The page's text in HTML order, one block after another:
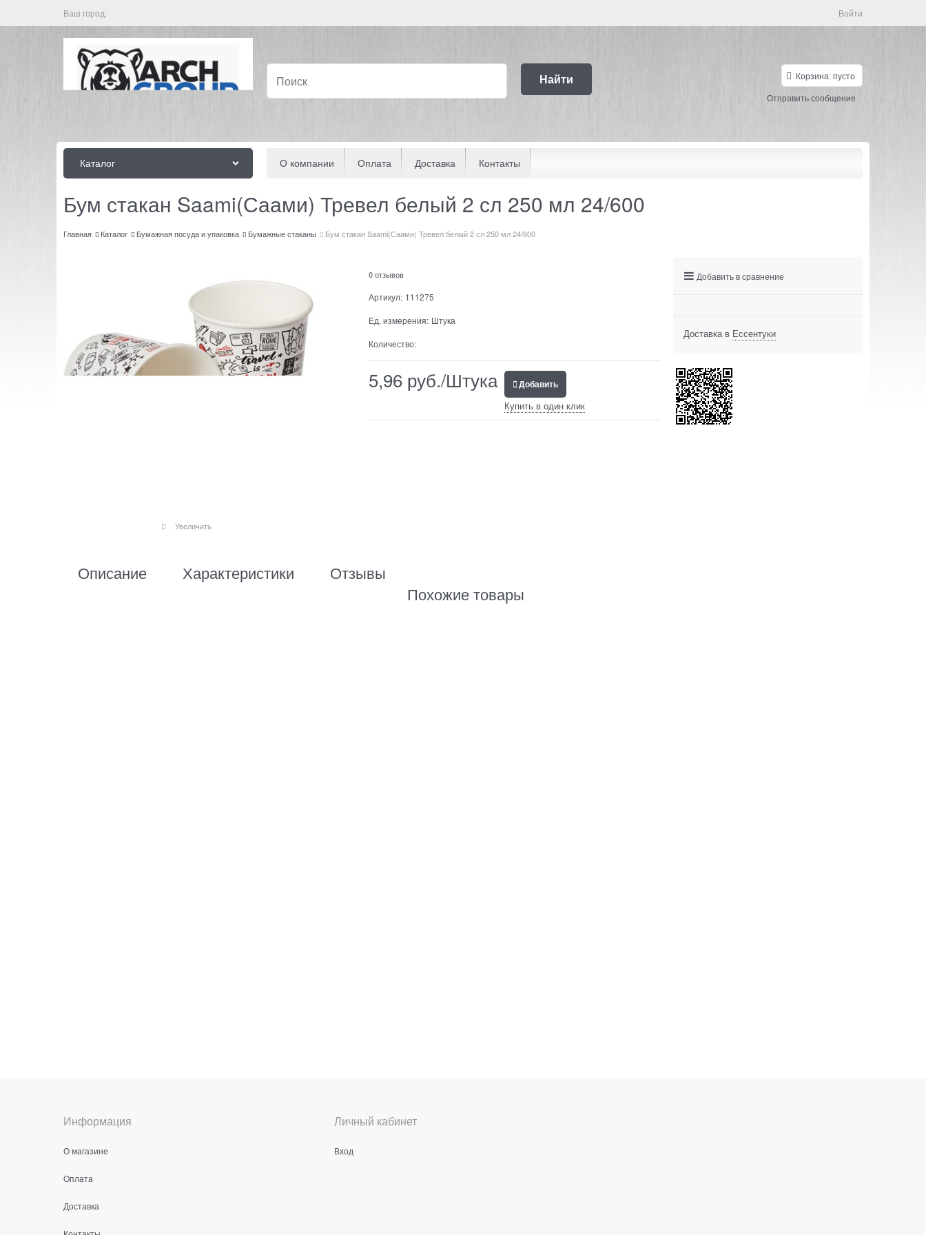
Ваш город: Войти
Найти Корзина:пусто
Отправить сообщение
Каталог О компании Оплата Доставка Контакты
Бум стакан Saami(Саами) Тревел белый 2 сл 250 мл 24/600
Главная Каталог Бумажная посуда и упаковка Бумажные стаканы Бум стакан Saami(Саами) Тревел белый 2 сл 250 мл 24/600
Увеличить
0 отзывов
Артикул: 111275
Ед. измерения: Штука
Количество:
5,96 руб./Штука Добавить
Купить в один клик
Описание Характеристики
Отзывы
Похожие товары
Добавить в сравнение
Доставка в Ессентуки
Информация
О магазине
Оплата
Доставка
Личный кабинет
Вход